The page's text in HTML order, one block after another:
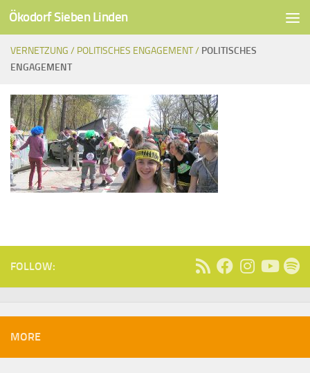
Unter dem Inhalt
Ökodorf Sieben Linden
VERNETZUNG / POLITISCHES ENGAGEMENT / POLITISCHES
ENGAGEMENT
FOLLOW:
MORE